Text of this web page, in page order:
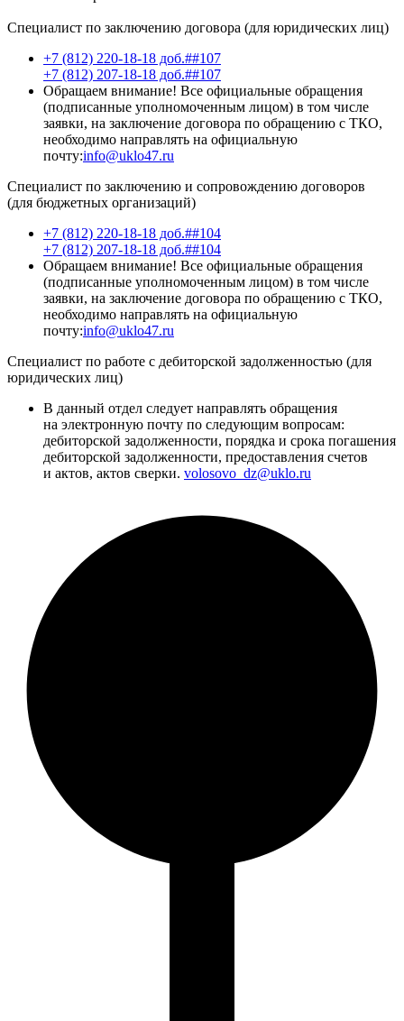
Специалист по заключению договора (для юридических лиц)
+7 (812) 220-18-18 доб.##107
+7 (812) 207-18-18 доб.##107
Обращаем внимание! Все официальные обращения
(подписанные уполномоченным лицом) в том числе
заявки, на заключение договора по обращению с ТКО,
необходимо направлять на официальную
почту:info@uklo47.ru
Специалист по заключению и сопровождению договоров
(для бюджетных организаций)
+7 (812) 220-18-18 доб.##104
+7 (812) 207-18-18 доб.##104
Обращаем внимание! Все официальные обращения
(подписанные уполномоченным лицом) в том числе
заявки, на заключение договора по обращению с ТКО,
необходимо направлять на официальную
почту:info@uklo47.ru
Специалист по работе с дебиторской задолженностью (для
юридических лиц)
В данный отдел следует направлять обращения
на электронную почту по следующим вопросам:
дебиторской задолженности, порядка и срока погашения
дебиторской задолженности, предоставления счетов
и актов, актов сверки. volosovo_dz@uklo.ru